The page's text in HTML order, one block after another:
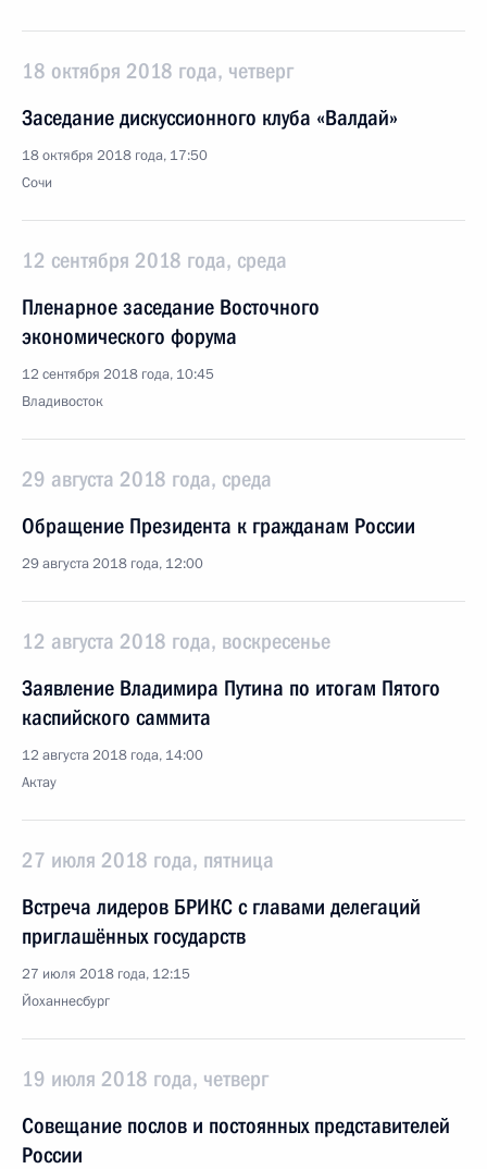
18 октября 2018 года, четверг
Заседание дискуссионного клуба «Валдай»
18 октября 2018 года, 17:50
Сочи
12 сентября 2018 года, среда
Пленарное заседание Восточного
экономического форума
12 сентября 2018 года, 10:45
Владивосток
29 августа 2018 года, среда
Обращение Президента к гражданам России
29 августа 2018 года, 12:00
12 августа 2018 года, воскресенье
Заявление Владимира Путина по итогам Пятого
каспийского саммита
12 августа 2018 года, 14:00
Актау
27 июля 2018 года, пятница
Встреча лидеров БРИКС с главами делегаций
приглашённых государств
27 июля 2018 года, 12:15
Йоханнесбург
19 июля 2018 года, четверг
Совещание послов и постоянных представителей
России